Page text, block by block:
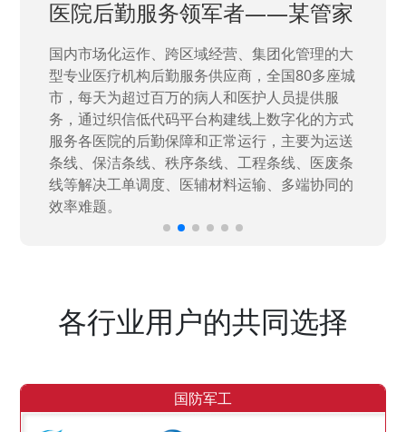
中国兵器工业集团——银光化学
国家“一五”期间156个重点项目之一。属于国家
高新技术企业，在信息化升级建设中，存在大
量“小、散、碎”的信息化需求，需要投入大量人
力资源进行开发，通过引入织信低代码平台，解
决当下遇到的各类业务难题，提升整体的IT研发
效率。
各行业用户的共同选择
国防军工